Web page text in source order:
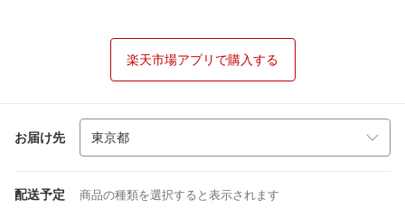
楽天市場アプリで購入する
お届け先
配送予定 商品の種類を選択すると表示されます